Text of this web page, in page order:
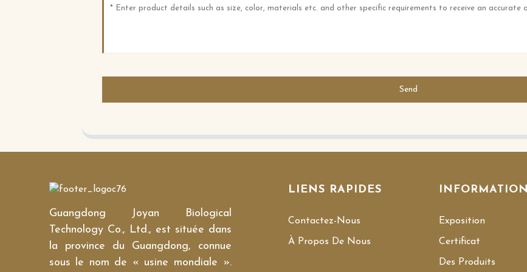
Send
Guangdong Joyan Biological
Technology Co., Ltd., est située dans
la province du Guangdong, connue
sous le nom de « usine mondiale ».
LIENS RAPIDES
Contactez-Nous
À Propos De Nous
INFORMATION
Exposition
Certificat
Des Produits